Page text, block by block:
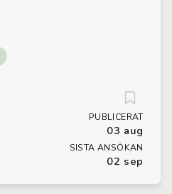
PUBLICERAT
03 aug
SISTA ANSÖKAN
02 sep